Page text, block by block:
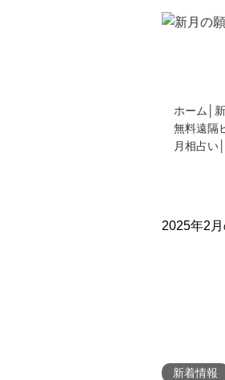
ホーム
無料遠隔
月相占い
2025年2
新着情報